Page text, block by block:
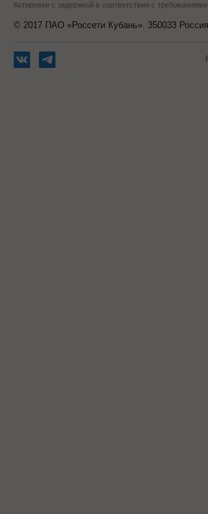
Котировки с задержкой в соответствии с
© 2017 ПАО «Россети Кубань». 350033